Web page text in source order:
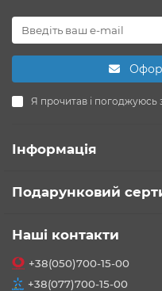
Я прочитав і погоджуюсь
Інформація
Подарунковий
Наші контакти
+38(050)700-15-00
+38(077)700-15-00